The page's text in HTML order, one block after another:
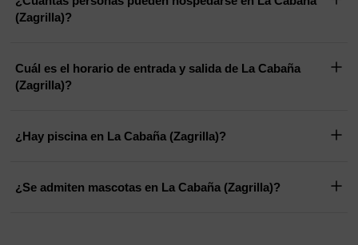
(Zagrilla)?
Cuál es el horario de entrada y salida de La Cabaña
(Zagrilla)?
¿Hay piscina en La Cabaña (Zagrilla)?
¿Se admiten mascotas en La Cabaña (Zagrilla)?